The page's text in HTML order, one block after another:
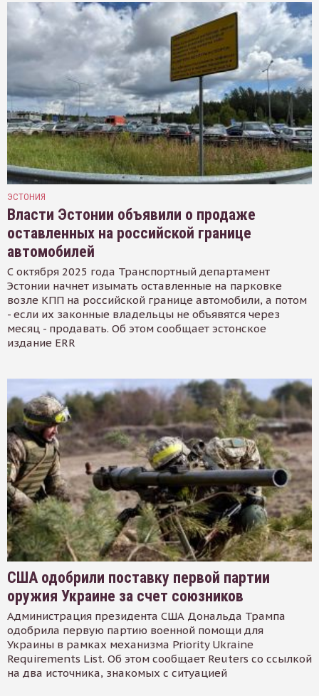
ЭСТОНИЯ
Власти Эстонии объявили о продаже
оставленных на российской границе
автомобилей
С октября 2025 года Транспортный департамент
Эстонии начнет изымать оставленные на парковке
возле КПП на российской границе автомобили, а потом
- если их законные владельцы не объявятся через
месяц - продавать. Об этом сообщает эстонское
издание ERR
США одобрили поставку первой партии
оружия Украине за счет союзников
Администрация президента США Дональда Трампа
одобрила первую партию военной помощи для
Украины в рамках механизма Priority Ukraine
Requirements List. Об этом сообщает Reuters со ссылкой
на два источника, знакомых с ситуацией